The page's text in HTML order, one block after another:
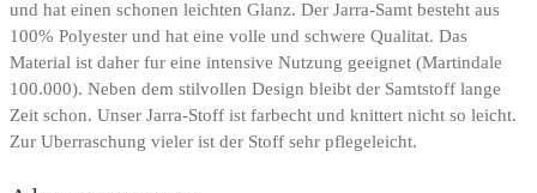
und hat einen schonen leichten Glanz. Der Jarra-Samt besteht aus
100% Polyester und hat eine volle und schwere Qualitat. Das
Material ist daher fur eine intensive Nutzung geeignet (Martindale
100.000). Neben dem stilvollen Design bleibt der Samtstoff lange
Zeit schon. Unser Jarra-Stoff ist farbecht und knittert nicht so leicht.
Zur Uberraschung vieler ist der Stoff sehr pflegeleicht.